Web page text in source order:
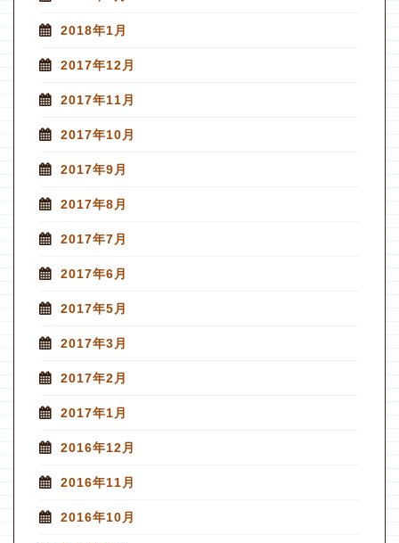
2018年1月
2017年12月
2017年11月
2017年10月
2017年9月
2017年8月
2017年7月
2017年6月
2017年5月
2017年3月
2017年2月
2017年1月
2016年12月
2016年11月
2016年10月